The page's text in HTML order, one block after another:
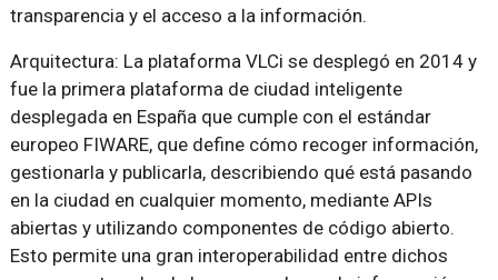
transparencia y el acceso a la información.
Arquitectura: La plataforma VLCi se desplegó en 2014 y
fue la primera plataforma de ciudad inteligente
desplegada en España que cumple con el estándar
europeo FIWARE, que define cómo recoger información,
gestionarla y publicarla, describiendo qué está pasando
en la ciudad en cualquier momento, mediante APIs
abiertas y utilizando componentes de código abierto.
Esto permite una gran interoperabilidad entre dichos